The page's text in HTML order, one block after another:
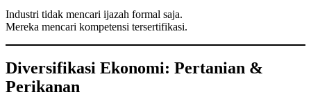
Industri tidak mencari ijazah formal saja.
Mereka mencari kompetensi tersertifikasi.
Diversifikasi Ekonomi: Pertanian &
Perikanan